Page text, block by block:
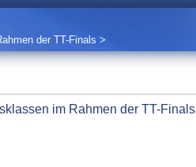
der TT-Finals >
im Rahmen der TT-Finals